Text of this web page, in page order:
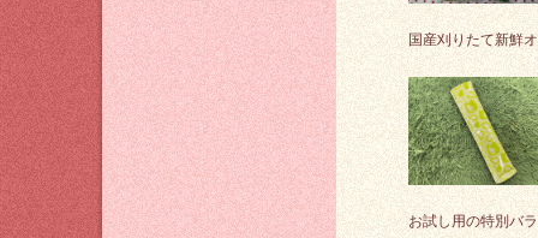
国産刈りたて新鮮
お試し用の特別バ